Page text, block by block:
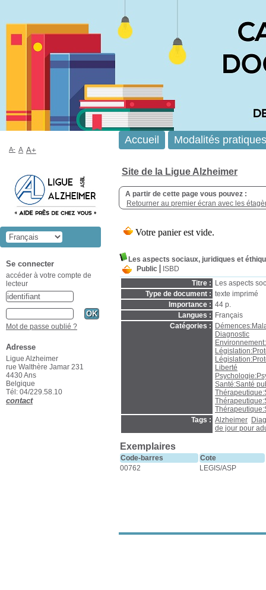
Site de la Ligue Alzheimer
A partir de cette page vous pouvez :
Retourner au premier écran avec les
Les aspects sociaux, juridiques et
Public
ISBD
Titre :
Les aspects
Type de document : texte imprimé
Importance : 44 p.
Langues :
Français
Catégories :
Diagnostic
Liberté
Santé:Santé
Tags : Alzheimer
de jour pour
Exemplaires
Code-barres
Cote
00762
LEGIS/ASP
Accueil Modalités pratiques
A- A A+
Se connecter
accéder à votre compte de
lecteur
Mot de passe oublié ?
Adresse
Ligue Alzheimer
rue Walthère Jamar 231
4430 Ans
Belgique
Tél: 04/229.58.10
contact